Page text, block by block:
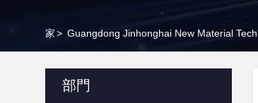
家> Guangdong Jinhonghai New Material
部門